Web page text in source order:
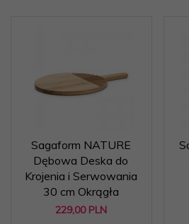
Sagaform NATURE
Dębowa Deska do
Krojenia i Serwowania
30 cm Okrągła
229,00 PLN